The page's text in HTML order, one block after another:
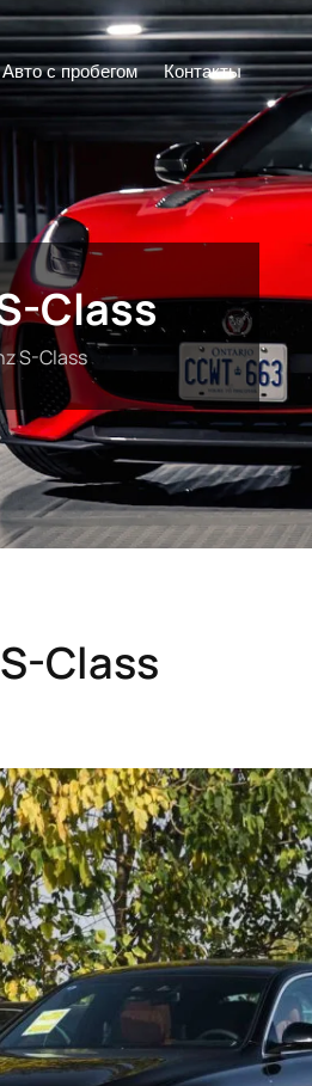
Авто с пробегом Контакты
Class
S-Class
Class